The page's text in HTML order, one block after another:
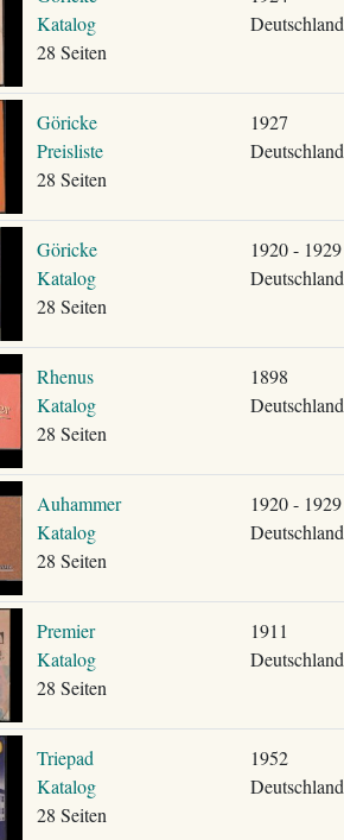
Katalog
28 Seiten
Deutschland
Göricke
Preisliste
28 Seiten
1927
Deutschland
Göricke
Katalog
28 Seiten
1920 - 1929
Deutschland
Rhenus
Katalog
28 Seiten
1898
Deutschland
Auhammer
Katalog
28 Seiten
1920 - 1929
Deutschland
Premier
Katalog
28 Seiten
1911
Deutschland
Triepad
Katalog
28 Seiten
1952
Deutschland